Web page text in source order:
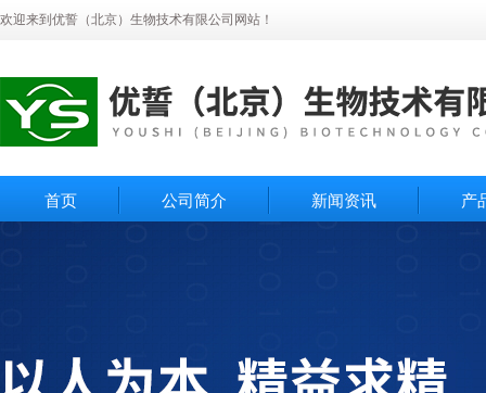
欢迎来到优誓（北京）生物技术有限公司网站！
首页 公司简介 新闻资讯 产